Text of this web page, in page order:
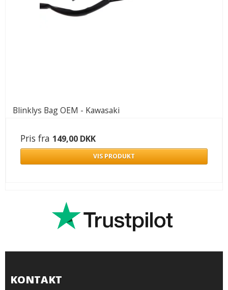
Blinklys Bag OEM - Kawasaki
Pris fra 149,00 DKK
VIS PRODUKT
KONTAKT